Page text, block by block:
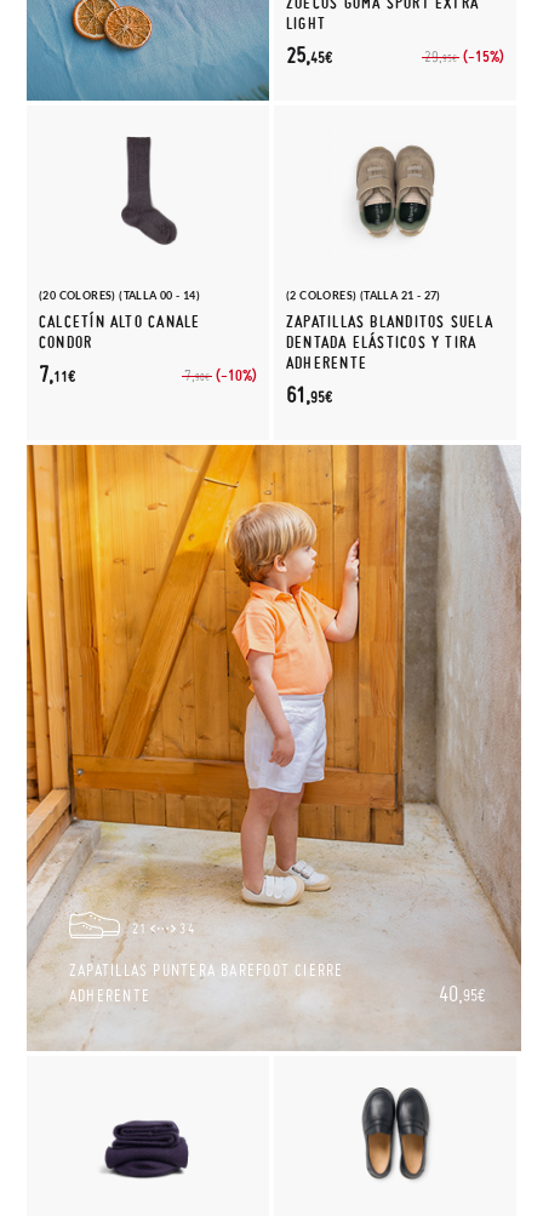
LIGHT
29,95€ (-15%)
25,45€
(20 COLORES) (TALLA 00 - 14)
CALCETÍN ALTO CANALE
CONDOR
7,90€ (-10%)
7,11€
(2 COLORES) (TALLA 21 - 27)
ZAPATILLAS BLANDITOS SUELA
DENTADA ELÁSTICOS Y TIRA
ADHERENTE
61,95€
21 34
ZAPATILLAS PUNTERA BAREFOOT CIERRE
ADHERENTE
40, 95€